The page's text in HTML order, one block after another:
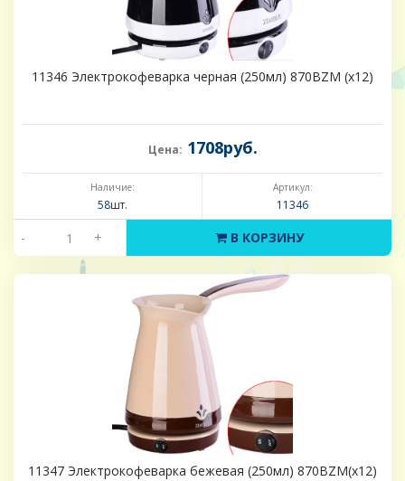
11346 Электрокофеварка черная (250мл) 870ВZM (х12)
Цена: 1708руб.
Наличие:
58шт.
Артикул:
11346
- + В КОРЗИНУ
11347 Электрокофеварка бежевая (250мл) 870ВZM(х12)